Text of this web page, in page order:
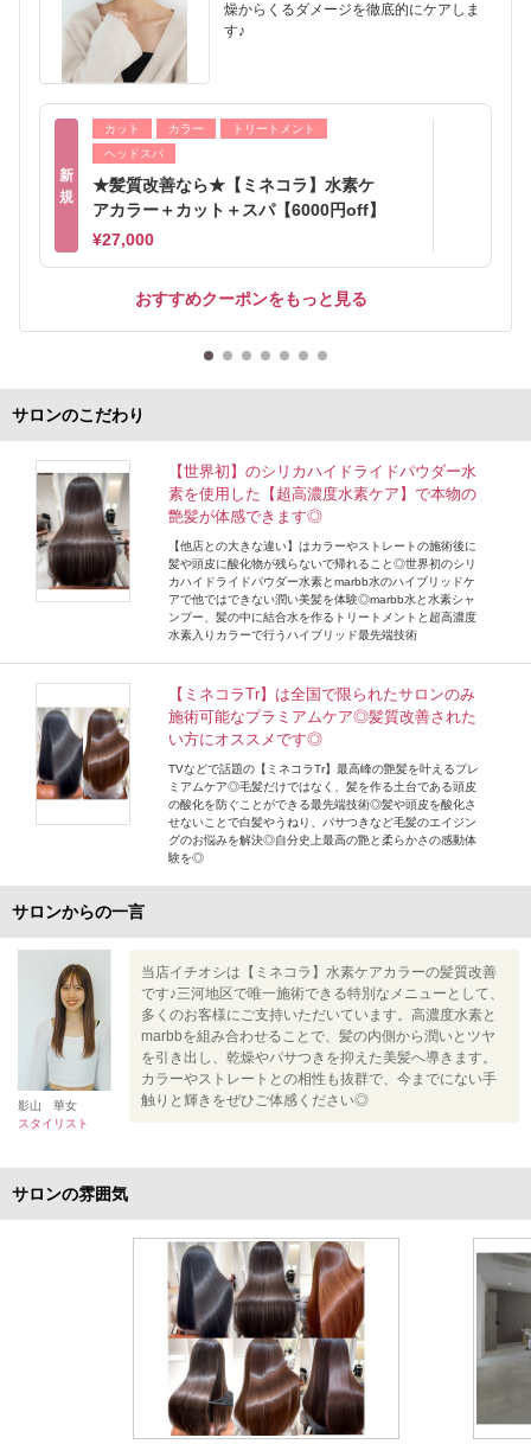
燥からくるダメージを徹底的にケアしま
す♪
新
規
カット カラー
トリートメント
ヘッドスパ
★髪質改善なら★【ミネコラ】水素ケ
アカラー＋カット＋スパ【6000円off】
¥27,000
おすすめクーポンをもっと見る
サロンのこだわり
【世界初】のシリカハイドライドパウダー水
素を使用した【超高濃度水素ケア】で本物の
艶髪が体感できます◎
【他店との大きな違い】はカラーやストレートの施術後に
髪や頭皮に酸化物が残らないで帰れること◎世界初のシリ
カハイドライドパウダー水素とmarbb水のハイブリッドケ
アで他ではできない潤い美髪を体験◎marbb水と水素シャ
ンプー、髪の中に結合水を作るトリートメントと超高濃度
水素入りカラーで行うハイブリッド最先端技術
【ミネコラTr】は全国で限られたサロンのみ
施術可能なプラミアムケア◎髪質改善された
い方にオススメです◎
TVなどで話題の【ミネコラTr】最高峰の艶髪を叶えるプレ
ミアムケア◎毛髪だけではなく、髪を作る土台である頭皮
の酸化を防ぐことができる最先端技術◎髪や頭皮を酸化さ
せないことで白髪やうねり、パサつきなど毛髪のエイジン
グのお悩みを解決◎自分史上最高の艶と柔らかさの感動体
験を◎
サロンからの一言
影山 華女
スタイリスト
当店イチオシは【ミネコラ】水素ケアカラーの髪質改善
です♪三河地区で唯一施術できる特別なメニューとして、
多くのお客様にご支持いただいています。高濃度水素と
marbbを組み合わせることで、髪の内側から潤いとツヤ
を引き出し、乾燥やパサつきを抑えた美髪へ導きます。
カラーやストレートとの相性も抜群で、今までにない手
触りと輝きをぜひご体感ください◎
サロンの雰囲気